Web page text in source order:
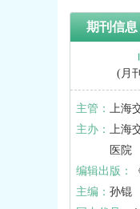
期刊信息
(月
主管： 上海
主办： 上海
医院
编辑出版：
主编： 孙锟